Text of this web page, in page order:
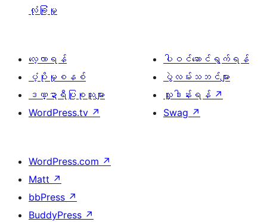
လုံခြုံမှု
လေ့လာရန်
ပံ့ပိုးမှုစနစ်
ဒဏ္ဍာရီပြုစုသူများ
WordPress.tv ↗
ပါဝင်ဆောင်ရွက်ရန်
ပွဲလမ်းသဘင်များ
လှူဒါန်းရန် ↗
Swag ↗
WordPress.com ↗
Matt ↗
bbPress ↗
BuddyPress ↗